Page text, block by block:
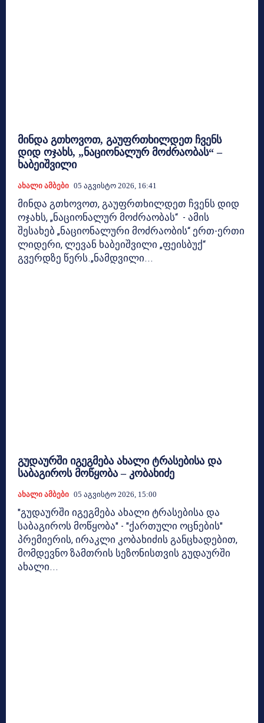
მინდა გთხოვოთ, გაუფრთხილდეთ ჩვენს
დიდ ოჯახს, „ნაციონალურ მოძრაობას“ –
ხაბეიშვილი
Ახალი Ამბები 05 Აგვისტო 2026, 16:41
მინდა გთხოვოთ, გაუფრთხილდეთ ჩვენს დიდ
ოჯახს, „ნაციონალურ მოძრაობას“ - ამის
შესახებ „ნაციონალური მოძრაობის“ ერთ-ერთი
ლიდერი, ლევან ხაბეიშვილი „ფეისბუქ“
გვერდზე წერს.„ნამდვილი...
გუდაურში იგეგმება ახალი ტრასებისა და
საბაგიროს მოწყობა – კობახიძე
Ახალი Ამბები 05 Აგვისტო 2026, 15:00
"გუდაურში იგეგმება ახალი ტრასებისა და
საბაგიროს მოწყობა" - "ქართული ოცნების"
პრემიერის, ირაკლი კობახიძის განცხადებით,
მომდევნო ზამთრის სეზონისთვის გუდაურში
ახალი...